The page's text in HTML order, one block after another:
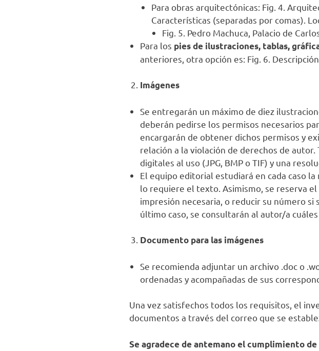
Para obras arquitectónicas: Fig. 4.
Características (separadas por comas).
Fig. 5. Pedro Machuca, Palacio de
Para los pies de ilustraciones, tablas,
anteriores, otra opción es: Fig. 6.
Imágenes
Se entregarán un máximo de diez
deberán pedirse los permisos necesarios
encargarán de obtener dichos permisos y
relación a la violación de derechos de
digitales al uso (JPG, BMP o TIF) y una
El equipo editorial estudiará en cada caso
lo requiere el texto. Asimismo, se reserva
impresión necesaria, o reducir su número
último caso, se consultarán al autor/a
Documento para las imágenes
Se recomienda adjuntar un archivo .doc o
ordenadas y acompañadas de sus
Una vez satisfechos todos los requisitos, el
documentos a través del correo que se
Se agradece de antemano el cumplimiento